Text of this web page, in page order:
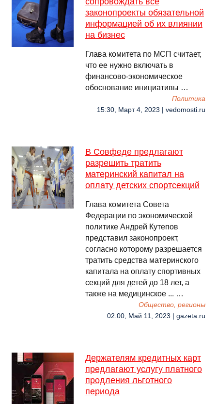
законопроекты обязательной
информацией об их влиянии
на бизнес
Глава комитета по МСП считает,
что ее нужно включать в
финансово-экономическое
обоснование инициативы …
Политика
15:30, Март 4, 2023 | vedomosti.ru
В Совфеде предлагают
разрешить тратить
материнский капитал на
оплату детских спортсекций
Глава комитета Совета
Федерации по экономической
политике Андрей Кутепов
представил законопроект,
согласно которому разрешается
тратить средства материнского
капитала на оплату спортивных
секций для детей до 18 лет, а
также на медицинское ... …
Общество, регионы
02:00, Май 11, 2023 | gazeta.ru
Держателям кредитных карт
предлагают услугу платного
продления льготного
периода